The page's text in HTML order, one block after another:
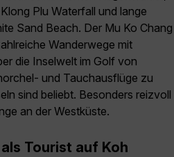
Plu Waterfall und lange
Sand Beach. Der Mu Ko Chang
Wanderwege mit
die Inselwelt im Golf von
und Tauchausflüge zu
sind beliebt. Besonders reizvoll
an der Westküste.
Tourist auf Koh